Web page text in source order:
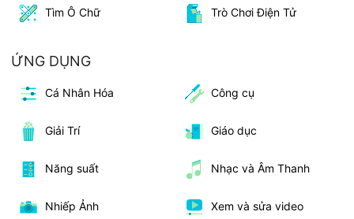
Tìm Ô Chữ Trò Chơi Điện Tử
ỨNG DỤNG
Cá Nhân Hóa Công cụ
Giải Trí Giáo dục
Năng suất Nhạc và Âm Thanh
Nhiếp Ảnh Xem và sửa video